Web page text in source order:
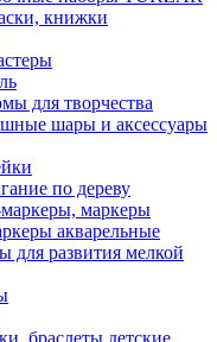
книжки
для творчества
шары и аксессуары
по дереву
маркеры
акварельные
для развития мелкой
браслеты детские